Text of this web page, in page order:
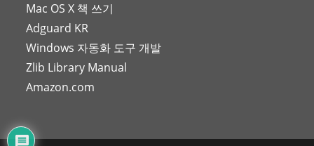
Mac OS X 책 쓰기
Adguard KR
Windows 자동화 도구 개발
Zlib Library Manual
Amazon.com